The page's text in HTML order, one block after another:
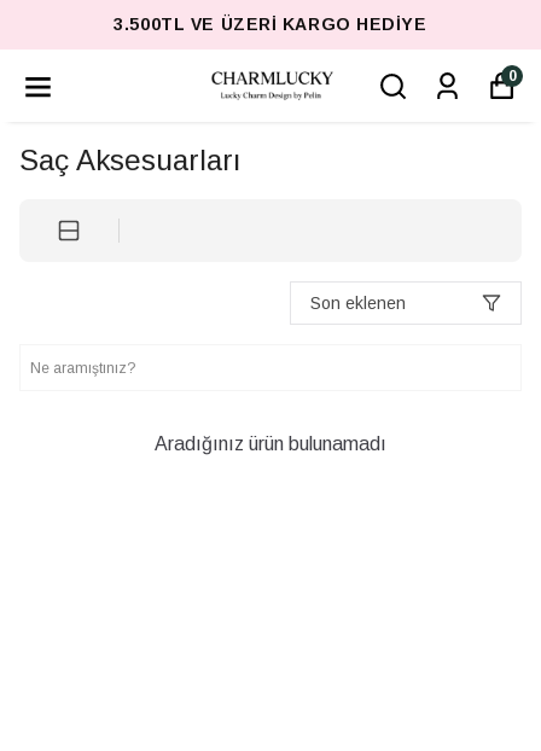
3.500TL VE ÜZERI KARGO HEDIYE
0
Saç Aksesuarları
Son eklenen
Aradığınız ürün bulunamadı